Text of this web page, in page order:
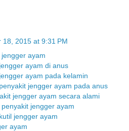
18, 2015 at 9:31 PM
ayam
ayam di anus
ayam pada kelamin
jengger ayam pada anus
jengger ayam secara alami
jengger ayam
jengger ayam
ayam